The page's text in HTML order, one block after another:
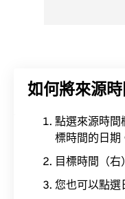
如何將來源
點選來源時間
標時間的日期
目標時間（右
您也可以點選